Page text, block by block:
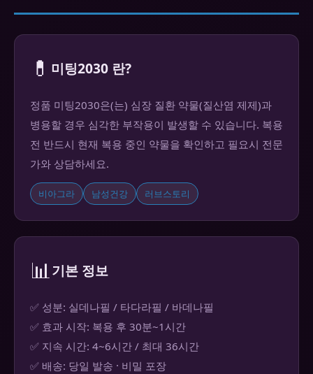
💊 미팅2030 란?
정품 미팅2030은(는) 심장 질환 약물(질산염 제제)과
병용할 경우 심각한 부작용이 발생할 수 있습니다. 복용
전 반드시 현재 복용 중인 약물을 확인하고 필요시 전문
가와 상담하세요.
비아그라 남성건강 러브스토리
📊기본 정보
✅ 성분: 실데나필 / 타다라필 / 바데나필
✅ 효과 시작: 복용 후 30분~1시간
✅ 지속 시간: 4~6시간 / 최대 36시간
✅ 배송: 당일 발송 · 비밀 포장